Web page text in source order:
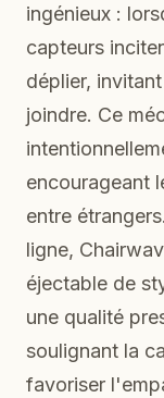
ingénieux :
capteurs
déplier,
joindre. Ce
encourageant
entre
ligne,
éjectable de
une qualité
soulignant la
favoriser